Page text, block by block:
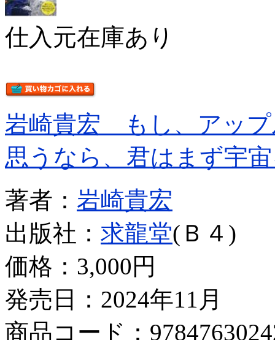
仕入元在庫あり
岩崎貴宏 もし、アップ
思うなら、君はまず宇
著者： 岩崎貴宏
出版社： 求龍堂(Ｂ４)
価格： 3,000円
発売日：2024年11月
商品コード：